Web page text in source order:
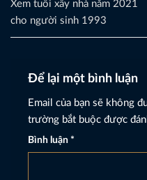
Xem tuổi xây nhà năm 2021
cho người sinh 1993
Để lại một bình luận
Email của bạn sẽ không
trường bắt buộc được
Bình luận *